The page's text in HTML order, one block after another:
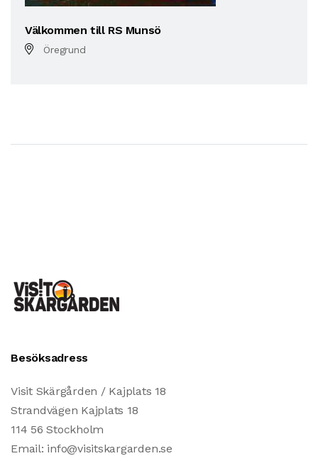
Välkommen till RS Munsö
Öregrund
Besöksadress
Visit Skärgården / Kajplats 18
Strandvägen Kajplats 18
114 56 Stockholm
Email: info@visitskargarden.se